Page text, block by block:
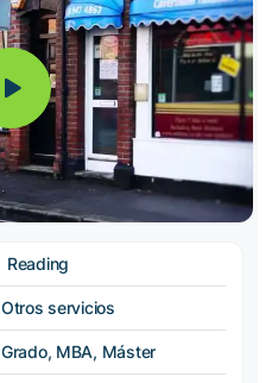
Reading
Otros servicios
Grado, MBA, Máster